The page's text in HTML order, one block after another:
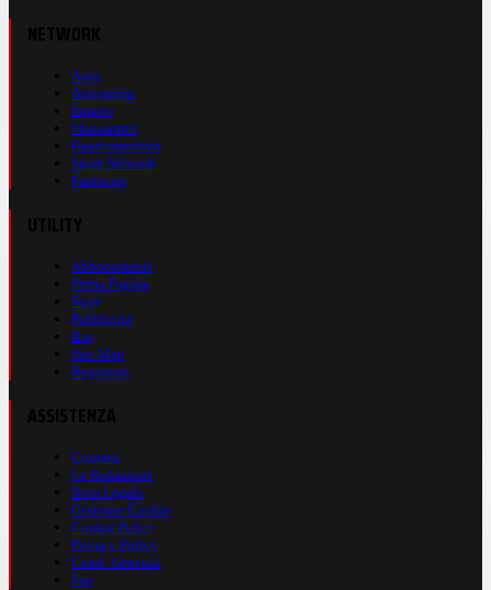
Auto
Autosprint
Inmoto
Motosprint
Guerinsportivo
Sport Network
Fantacup
Abbonamenti
Prima Pagina
Store
Pubblicità
Rss
Site Map
Registrati
Contatti
La Redazione
Nota Legale
Gestione Cookie
Cookie Policy
Privacy Policy
Cond. Generali
Faq